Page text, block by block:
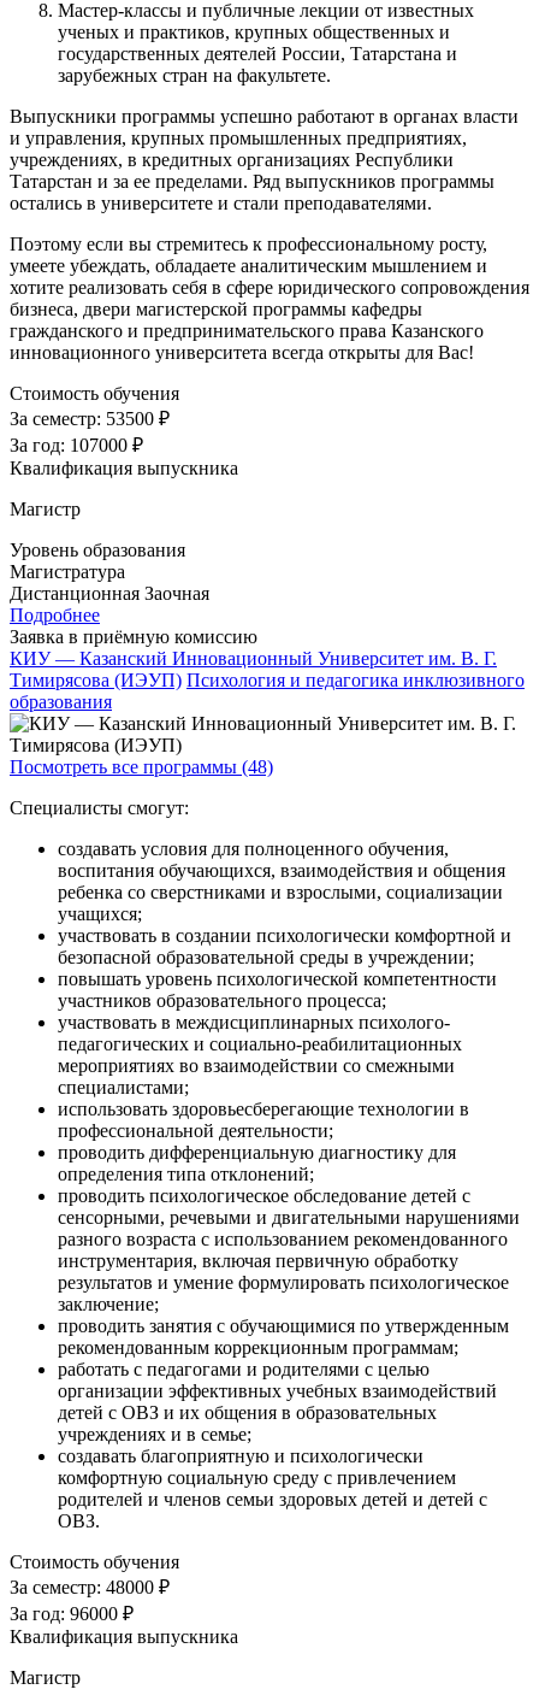
Мастер-классы и публичные лекции от известных
ученых и практиков, крупных общественных и
государственных деятелей России, Татарстана и
зарубежных стран на факультете.
Выпускники программы успешно работают в органах власти
и управления, крупных промышленных предприятиях,
учреждениях, в кредитных организациях Республики
Татарстан и за ее пределами. Ряд выпускников программы
остались в университете и стали преподавателями.
Поэтому если вы стремитесь к профессиональному росту,
умеете убеждать, обладаете аналитическим мышлением и
хотите реализовать себя в сфере юридического сопровождения
бизнеса, двери магистерской программы кафедры
гражданского и предпринимательского права Казанского
инновационного университета всегда открыты для Вас!
Стоимость обучения
За семестр: 53500 ₽
За год: 107000 ₽
Квалификация выпускника
Магистр
Уровень образования
Магистратура
Дистанционная Заочная
Подробнее
Заявка в приёмную комиссию
КИУ — Казанский Инновационный Университет им. В. Г.
Тимирясова (ИЭУП) Психология и педагогика инклюзивного
образования
Посмотреть все программы (48)
Специалисты смогут:
создавать условия для полноценного обучения,
воспитания обучающихся, взаимодействия и общения
ребенка со сверстниками и взрослыми, социализации
учащихся;
участвовать в создании психологически комфортной и
безопасной образовательной среды в учреждении;
повышать уровень психологической компетентности
участников образовательного процесса;
участвовать в междисциплинарных психолого-
педагогических и социально-реабилитационных
мероприятиях во взаимодействии со смежными
специалистами;
использовать здоровьесберегающие технологии в
профессиональной деятельности;
проводить дифференциальную диагностику для
определения типа отклонений;
проводить психологическое обследование детей с
сенсорными, речевыми и двигательными нарушениями
разного возраста с использованием рекомендованного
инструментария, включая первичную обработку
результатов и умение формулировать психологическое
заключение;
проводить занятия с обучающимися по утвержденным
рекомендованным коррекционным программам;
работать с педагогами и родителями с целью
организации эффективных учебных взаимодействий
детей с ОВЗ и их общения в образовательных
учреждениях и в семье;
создавать благоприятную и психологически
комфортную социальную среду с привлечением
родителей и членов семьи здоровых детей и детей с
ОВЗ.
Стоимость обучения
За семестр: 48000 ₽
За год: 96000 ₽
Квалификация выпускника
Магистр